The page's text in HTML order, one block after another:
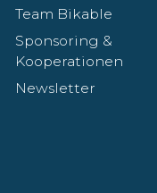
Team Bikable
Sponsoring &
Kooperationen
Newsletter